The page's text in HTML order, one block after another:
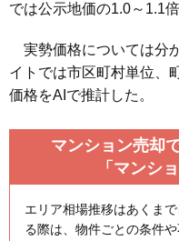
では公示地価の1.0～1.1
実勢価格については分
イトでは市区町村単位、
価格をAIで推計した。
マンション売却
「マンシ
エリア相場推移はあくま
る際は、物件ごとの条件